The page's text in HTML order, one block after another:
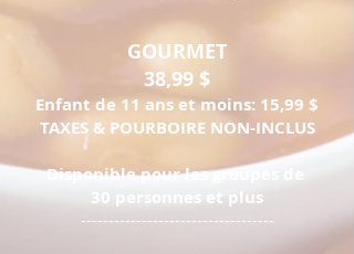
GOURMET
38,99 $
Enfant de 11 ans et moins: 15,99 $
TAXES & POURBOIRE NON-INCLUS
Disponible pour les groupes de
30 personnes et plus
-----------------------------------